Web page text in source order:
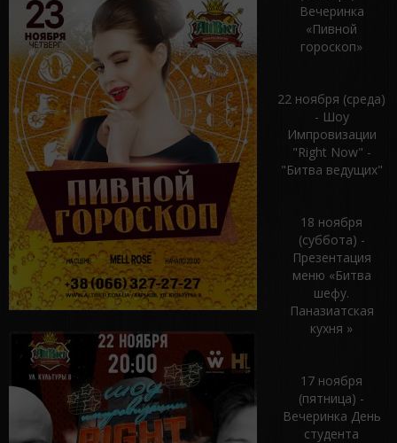
Вечеринка
«Пивной
гороскоп»
22 ноября (среда)
- Шоу
Импровизации
"Right Now" -
"Битва ведущих"
18 ноября
(суббота) -
Презентация
меню «Битва
шефу.
Паназиатская
кухня »
17 ноября
(пятница) -
Вечеринка День
студента